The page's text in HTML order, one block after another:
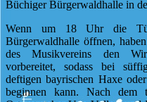
Büchiger Bürgerwaldhalle in
Wenn um 18 Uhr die
Bürgerwaldhalle öffnen,
des Musikvereins den
vorbereitet, sodass bei
deftigen bayrischen Haxe
beginnen kann. Nach dem